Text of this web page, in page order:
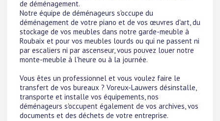
de déménagement.
Notre équipe de déménageurs s'occupe du
déménagement de votre piano et de vos œuvres d'art, du
stockage de vos meubles dans notre garde-meuble à
Roubaix et pour vos meubles lourds ou qui ne passent ni
par escaliers ni par ascenseur, vous pouvez louer notre
monte-meuble à l'heure ou à la journée.
Vous êtes un professionnel et vous voulez faire le
transfert de vos bureaux ? Voreux-Lauwers désinstalle,
transporte et installe vos équipements, nos
déménageurs s'occupent également de vos archives, vos
documents et des déchets de votre entreprise.